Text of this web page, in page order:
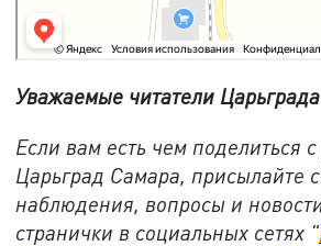
Уважаемые читатели
Если вам есть чем поделиться
Царьград Самара, присылайте
наблюдения, вопросы и
странички в социальных сетях "